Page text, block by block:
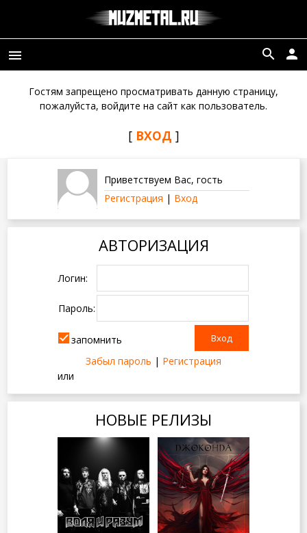
menu person
search
Гостям запрещено просматривать данную страницу,
пожалуйста, войдите на сайт как пользователь.
[ ВХОД ]
Приветствуем Вас, гость
Регистрация | Вход
АВТОРИЗАЦИЯ
Логин:
Пароль:
запомнить
Забыл пароль | Регистрация
или
НОВЫЕ РЕЛИЗЫ